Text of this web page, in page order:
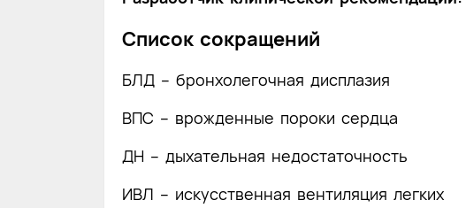
Список сокращений
БЛД – бронхолегочная дисплазия
ВПС – врожденные пороки сердца
ДН – дыхательная недостаточность
ИВЛ – искусственная вентиляция легких